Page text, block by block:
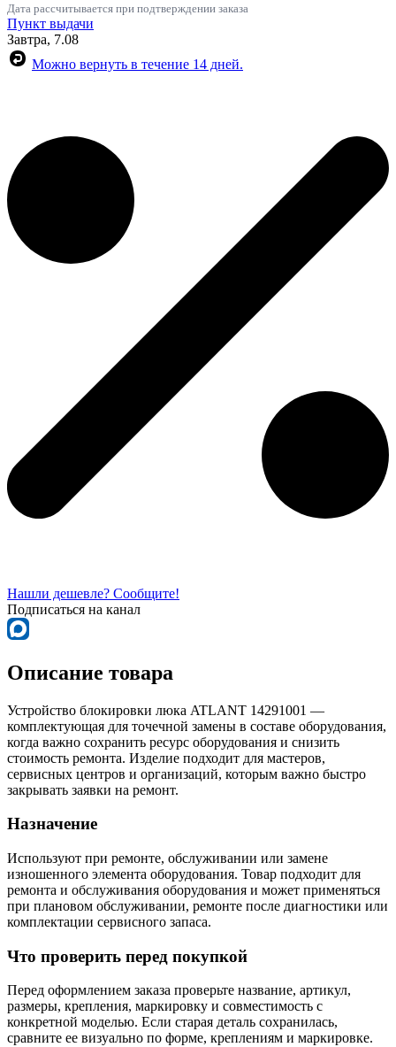
Дата рассчитывается при подтверждении заказа
Пункт выдачи
Завтра, 7.08
Можно вернуть в течение 14 дней.
Нашли дешевле? Сообщите!
Подписаться на канал
Описание товара
Устройство блокировки люка ATLANT 14291001 —
комплектующая для точечной замены в составе оборудования,
когда важно сохранить ресурс оборудования и снизить
стоимость ремонта. Изделие подходит для мастеров,
сервисных центров и организаций, которым важно быстро
закрывать заявки на ремонт.
Назначение
Используют при ремонте, обслуживании или замене
изношенного элемента оборудования. Товар подходит для
ремонта и обслуживания оборудования и может применяться
при плановом обслуживании, ремонте после диагностики или
комплектации сервисного запаса.
Что проверить перед покупкой
Перед оформлением заказа проверьте название, артикул,
размеры, крепления, маркировку и совместимость с
конкретной моделью. Если старая деталь сохранилась,
сравните ее визуально по форме, креплениям и маркировке.